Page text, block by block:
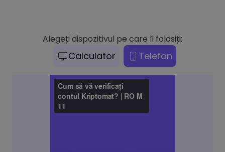
Alegeți dispozitivul pe care îl folosiți:
Calculator Telefon